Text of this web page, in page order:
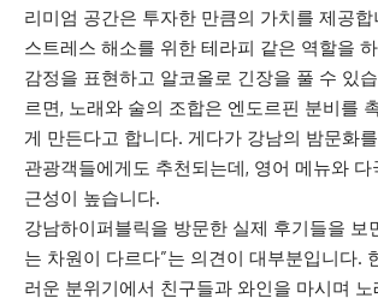
리미엄 공간은 투자한 만큼의 가치를 제공합
스트레스 해소를 위한 테라피 같은 역할을
감정을 표현하고 알코올로 긴장을 풀 수 있
르면, 노래와 술의 조합은 엔도르핀 분비를
게 만든다고 합니다. 게다가 강남의 밤문화
관광객들에게도 추천되는데, 영어 메뉴와 다
근성이 높습니다.
강남하이퍼블릭을 방문한 실제 후기들을 보
는 차원이 다르다”는 의견이 대부분입니다.
러운 분위기에서 친구들과 와인을 마시며 노